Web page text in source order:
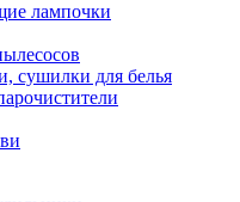
лампочки
сушилки для белья